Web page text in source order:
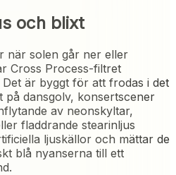
och blixt
när solen går ner eller
Cross Process-filtret
är byggt för att frodas i det
på dansgolv, konsertscener
av neonskyltar,
fladdrande stearinljus
ljuskällor och mättar de
blå nyanserna till ett